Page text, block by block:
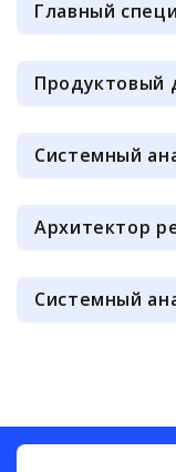
Главный
Продуктовый
Системный
Архитектор
Системный